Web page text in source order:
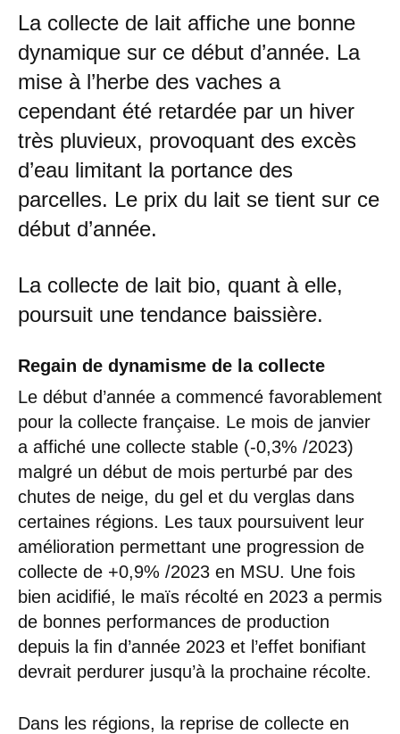
La collecte de lait affiche une bonne
dynamique sur ce début d’année. La
mise à l’herbe des vaches a
cependant été retardée par un hiver
très pluvieux, provoquant des excès
d’eau limitant la portance des
parcelles. Le prix du lait se tient sur ce
début d’année.
La collecte de lait bio, quant à elle,
poursuit une tendance baissière.
Regain de dynamisme de la collecte
Le début d’année a commencé favorablement
pour la collecte française. Le mois de janvier
a affiché une collecte stable (-0,3% /2023)
malgré un début de mois perturbé par des
chutes de neige, du gel et du verglas dans
certaines régions. Les taux poursuivent leur
amélioration permettant une progression de
collecte de +0,9% /2023 en MSU. Une fois
bien acidifié, le maïs récolté en 2023 a permis
de bonnes performances de production
depuis la fin d’année 2023 et l’effet bonifiant
devrait perdurer jusqu’à la prochaine récolte.
Dans les régions, la reprise de collecte en